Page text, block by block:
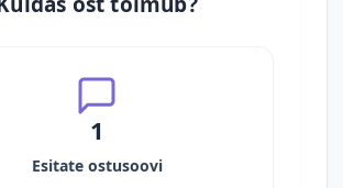
1
Esitate ostusoovi